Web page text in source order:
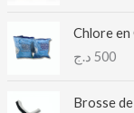
Chlore en
500 د.ج
Brosse